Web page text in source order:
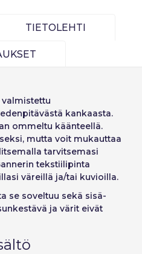
salasana
English
Finnish
(Slovak)
TIETOLEHTI
valmistettu
kankaasta.
ommeltu käänteellä.
mutta voit mukauttaa
tarvitsemasi
tekstiilipinta
väreillä ja/tai kuvioilla.
se soveltuu sekä sisä-
ja värit eivät
por favor
a
Peruuta Jatka
por favor